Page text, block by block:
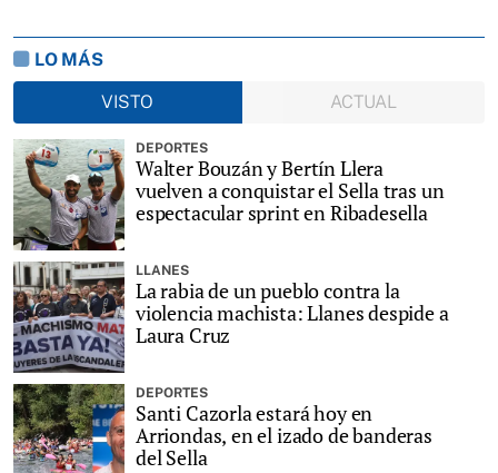
LO MÁS
VISTO
ACTUAL
DEPORTES
Walter Bouzán y Bertín Llera
vuelven a conquistar el Sella tras un
espectacular sprint en Ribadesella
LLANES
La rabia de un pueblo contra la
violencia machista: Llanes despide a
Laura Cruz
DEPORTES
Santi Cazorla estará hoy en
Arriondas, en el izado de banderas
del Sella